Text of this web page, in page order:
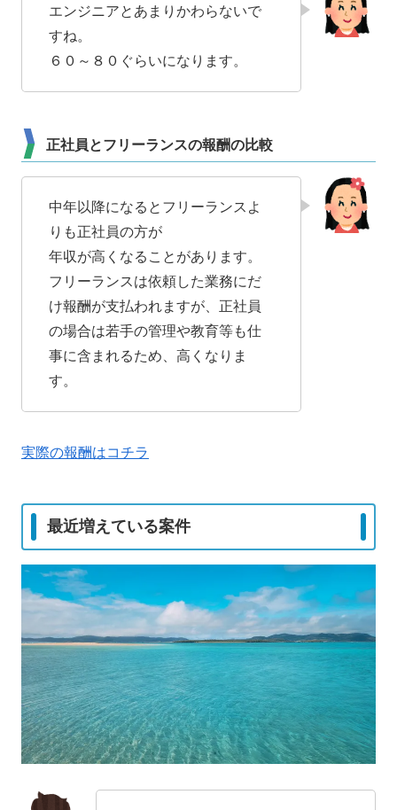
エンジニアとあまりかわらないで
すね。
６０～８０ぐらいになります。
正社員とフリーランスの報酬の比較
中年以降になるとフリーランスよ
りも正社員の方が
年収が高くなることがあります。
フリーランスは依頼した業務にだ
け報酬が支払われますが、正社員
の場合は若手の管理や教育等も仕
事に含まれるため、高くなりま
す。
実際の報酬はコチラ
最近増えている案件